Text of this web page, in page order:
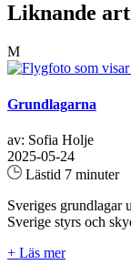
Liknande
M
Grundlagarna
av: Sofia Holje
2025-05-24
Lästid 7 minuter
Sveriges grundlagar
Sverige styrs och
+ Läs mer